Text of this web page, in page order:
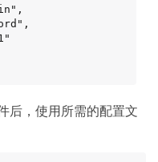
后，使用所需的配置文